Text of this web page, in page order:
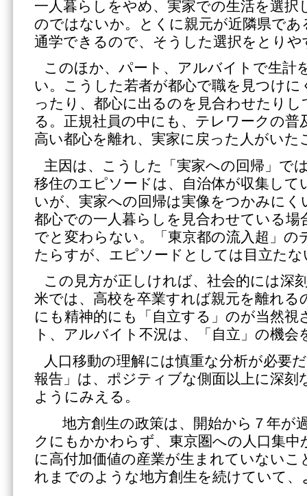
一人暮らしをやめ、実家での生活を選択
のではないか。とくに親元が近隣県であ
通学できるので、そうした選択をとりや
このほか、パート、アルバイトで生計
い。こうした若者が都心で職を見つけに
ったり、都心に出るのを見合わせたり
る。正規社員の中にも、テレワークの普
高い都心を離れ、実家に戻った人がいた
主因は、こうした「実家への回帰」で
移住のエピソードは、自治体が収集して
いが、実家への回帰は実像をつかみにく
都心での一人暮らしを見合わせている場
でと変わらない。「東京都の流入超」の
たらすが、エピソードとしては目立たな
この見方が正しければ、社会的には深
米では、高校を卒業すれば親元を離れる
にも精神的にも「自立する」のが当然視
ト、アルバイト不況は、「自立」の機会
人口移動の理解には慎重な分析が必要
報告」は、ポジティブな側面以上に深刻
ようにみえる。
地方創生の政策は、開始から７年が
クにもかかわらず、東京圏への人口集中
に高付加価値の産業が生まれていない
れまでのような地方創生を続けていて